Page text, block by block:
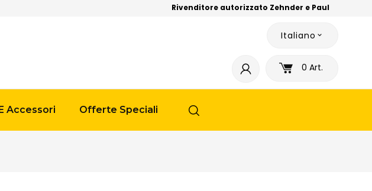
Rivenditore autorizzato Zehnder e Paul
Italiano 
0 Art.
Accessori Offerte Speciali